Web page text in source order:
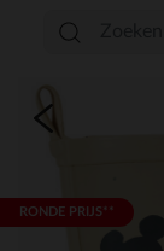
RONDE PRIJS**